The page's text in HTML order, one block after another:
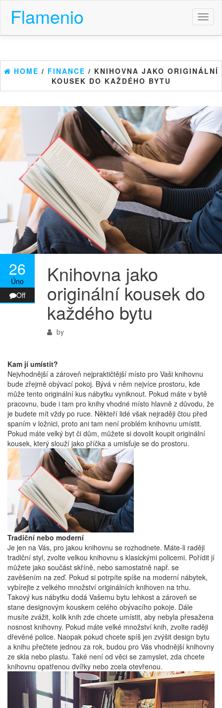
Flamenio
HOME / FINANCE / KNIHOVNA JAKO ORIGINÁLNÍ
KOUSEK DO KAŽDÉHO BYTU
26
Úno
Off
Knihovna jako
originální kousek do
každého bytu
by
Kam jí umístit?
Nejvhodnější a zároveň nejpraktičtější místo pro Vaši knihovnu
bude zřejmě obývací pokoj. Bývá v něm nejvíce prostoru, kde
může tento originální kus nábytku vyniknout. Pokud máte v bytě
pracovnu, bude i tam pro knihy vhodné místo hlavně z důvodu, že
je budete mít vždy po ruce. Někteří lidé však nejraději čtou před
spaním v ložnici, proto ani tam není problém knihovnu umístit.
Pokud máte velký byt či dům, můžete si dovolit koupit originální
kousek, který slouží jako příčka a umisťuje se do prostoru.
Tradiční nebo moderní
Je jen na Vás, pro jakou knihovnu se rozhodnete. Máte-li raději
tradiční styl, zvolte velkou knihovnu s klasickými policemi. Pořídit jí
můžete jako součást skříně, nebo samostatně např. se
zavěšením na zeď. Pokud si potrpíte spíše na moderní nábytek,
vybírejte z velkého množství originálních knihoven na trhu.
Takový kus nábytku dodá Vašemu bytu lehkost a zároveň se
stane designovým kouskem celého obývacího pokoje. Dále
musíte zvážit, kolik knih zde chcete umístit, aby nebyla přesažena
nosnost knihovny. Pokud máte velké množství knih, zvolte raději
dřevěné police. Naopak pokud chcete spíš jen zvýšit design bytu
a knihu přečtete jednou za rok, budou pro Vás vhodnější knihovny
ze skla nebo plastu. Také není od věci se zamyslet, zda chcete
knihovnu opatřenou dvířky nebo zcela otevřenou.